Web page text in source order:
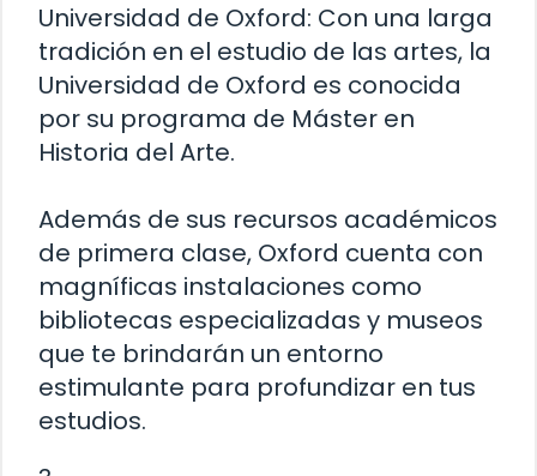
Universidad de Oxford: Con una larga
tradición en el estudio de las artes, la
Universidad de Oxford es conocida
por su programa de Máster en
Historia del Arte.
Además de sus recursos académicos
de primera clase, Oxford cuenta con
magníficas instalaciones como
bibliotecas especializadas y museos
que te brindarán un entorno
estimulante para profundizar en tus
estudios.